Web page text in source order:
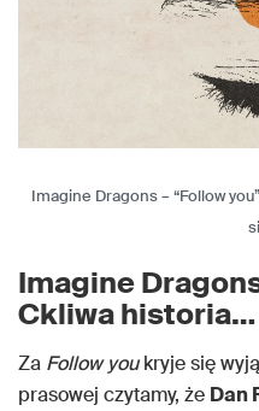
Imagine Dragons – “Follow
Imagine
Ckliwa
Za Follow youkryje się
prasowej czytamy, że Dan